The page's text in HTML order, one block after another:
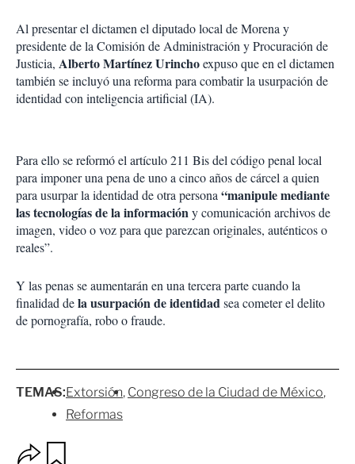
Al presentar el dictamen el diputado local de Morena y
presidente de la Comisión de Administración y Procuración de
Justicia, Alberto Martínez Urinchoexpuso que en el dictamen
también se incluyó una reforma para combatir la usurpación de
identidad con inteligencia artificial (IA).
Para ello se reformó el artículo 211 Bis del código penal local
para imponer una pena de uno a cinco años de cárcel a quien
para usurpar la identidad de otra persona“manipule mediante
las tecnologías de la informacióny comunicación archivos de
imagen, video o voz para que parezcan originales, auténticos o
reales”.
Y las penas se aumentarán en una tercera parte cuando la
finalidad dela usurpación de identidadsea cometer el delito
de pornografía, robo o fraude.
TEMAS:Extorsión Congreso de la Ciudad de México
Reformas